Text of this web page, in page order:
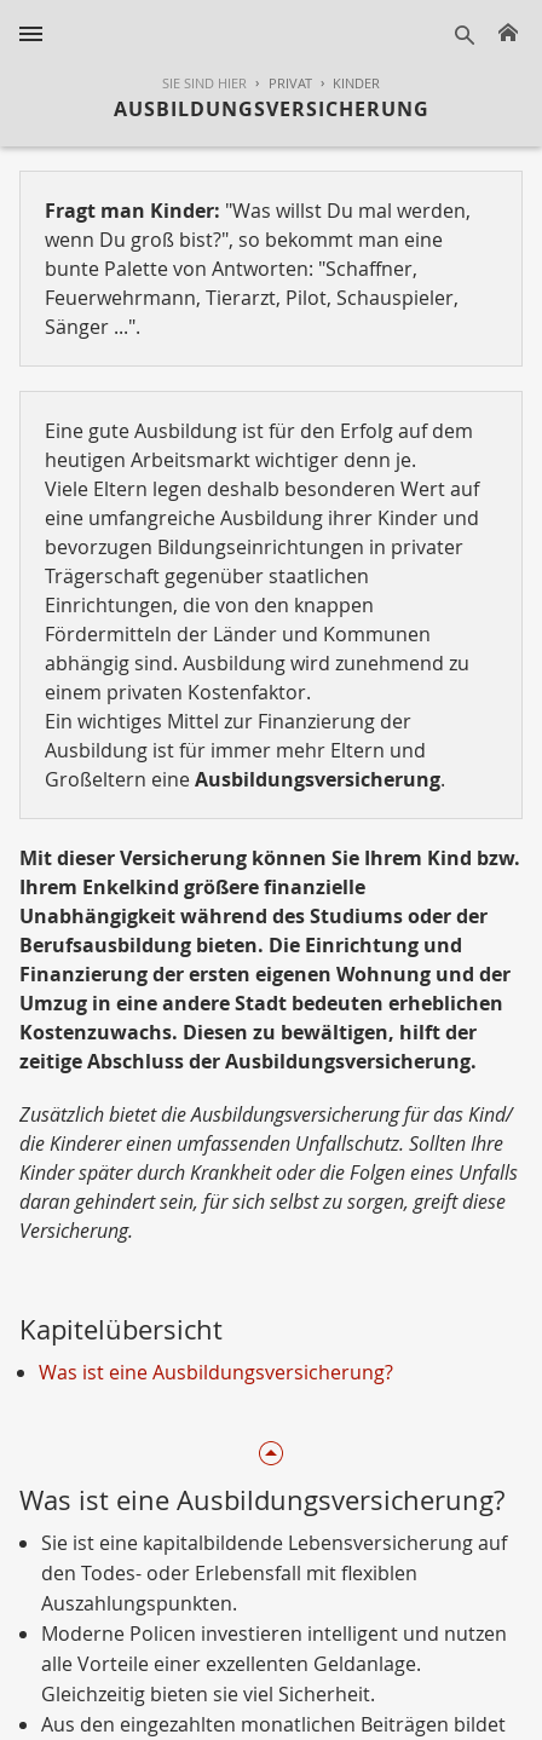
SIE SIND HIER PRIVAT KINDER
AUSBILDUNGSVERSICHERUNG
Fragt man Kinder: "Was willst Du mal werden,
wenn Du groß bist?", so bekommt man eine
bunte Palette von Antworten: "Schaffner,
Feuerwehrmann, Tierarzt, Pilot, Schauspieler,
Sänger ...".
Eine gute Ausbildung ist für den Erfolg auf dem
heutigen Arbeitsmarkt wichtiger denn je.
Viele Eltern legen deshalb besonderen Wert auf
eine umfangreiche Ausbildung ihrer Kinder und
bevorzugen Bildungseinrichtungen in privater
Trägerschaft gegenüber staatlichen
Einrichtungen, die von den knappen
Fördermitteln der Länder und Kommunen
abhängig sind. Ausbildung wird zunehmend zu
einem privaten Kostenfaktor.
Ein wichtiges Mittel zur Finanzierung der
Ausbildung ist für immer mehr Eltern und
Großeltern eineAusbildungsversicherung.
Mit dieser Versicherung können Sie Ihrem Kind bzw.
Ihrem Enkelkind größere finanzielle
Unabhängigkeit während des Studiums oder der
Berufsausbildung bieten. Die Einrichtung und
Finanzierung der ersten eigenen Wohnung und der
Umzug in eine andere Stadt bedeuten erheblichen
Kostenzuwachs. Diesen zu bewältigen, hilft der
zeitige Abschluss der Ausbildungsversicherung.
Zusätzlich bietet die Ausbildungsversicherung für das Kind/
die Kinderer einen umfassenden Unfallschutz. Sollten Ihre
Kinder später durch Krankheit oder die Folgen eines Unfalls
daran gehindert sein, für sich selbst zu sorgen, greift diese
Versicherung.
Kapitelübersicht
Was ist eine Ausbildungsversicherung?
Was ist eine Ausbildungsversicherung?
Sie ist eine kapitalbildende Lebensversicherung auf
den Todes- oder Erlebensfall mit flexiblen
Auszahlungspunkten.
Moderne Policen investieren intelligent und nutzen
alle Vorteile einer exzellenten Geldanlage.
Gleichzeitig bieten sie viel Sicherheit.
Aus den eingezahlten monatlichen Beiträgen bildet